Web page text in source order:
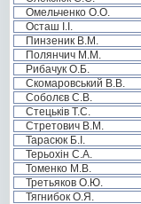
Омельченко О.О.
Осташ І.І.
Пинзеник В.М.
Полянчич М.М.
Рибачук О.Б.
Скомаровський В.В.
Соболєв С.В.
Стецьків Т.С.
Стретович В.М.
Тарасюк Б.І.
Терьохін С.А.
Томенко М.В.
Третьяков О.Ю.
Тягнибок О.Я.